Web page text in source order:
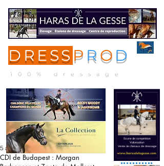
DRESS P R O D
100% dressage
CDI de Budapest : Morgan
5 août 2020